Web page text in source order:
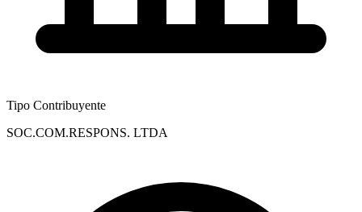
Tipo Contribuyente
SOC.COM.RESPONS. LTDA